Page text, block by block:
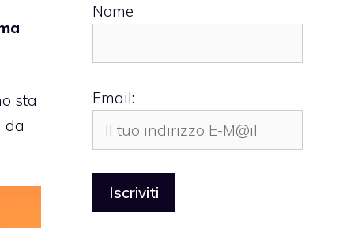
sta
da
Nome
Email: